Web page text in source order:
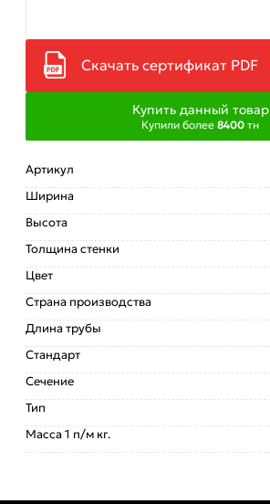
Скачать сертификат PDF
Купить данный товар
Купили более8400 тн
Артикул
Ширина
Высота
Толщина стенки
Цвет
Страна производства
Длина трубы
Стандарт
Сечение
Тип
Масса 1 п/м кг.